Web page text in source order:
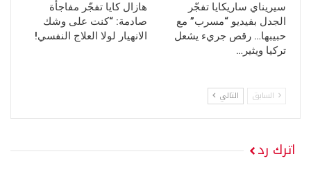
سيريناي ساريكايا تفجّر
الجدل بفيديو “مسرب” مع
حبيبها… رقص جريء يشعل
تركيا ويثير…
هازال كايا تفجّر مفاجأة
صادمة: “كنت على وشك
الانهيار لولا العلاج النفسي!
السابق التالي
اترك رد